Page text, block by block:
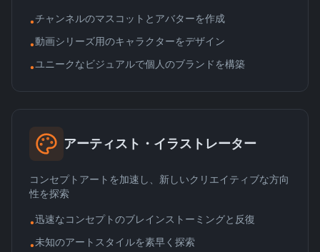
•チャンネルのマスコットとアバターを作成
•動画シリーズ用のキャラクターをデザイン
•ユニークなビジュアルで個人のブランドを構築
アーティスト・イラストレーター
コンセプトアートを加速し、新しいクリエイティブな方向
性を探索
•迅速なコンセプトのブレインストーミングと反復
•未知のアートスタイルを素早く探索